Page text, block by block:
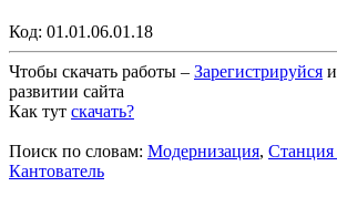
Код: 01.01.06.01.18
Чтобы скачать работы – Зарегистрируйся
развитии сайта
Как тут скачать?
Поиск по словам: Модернизация,
Кантователь